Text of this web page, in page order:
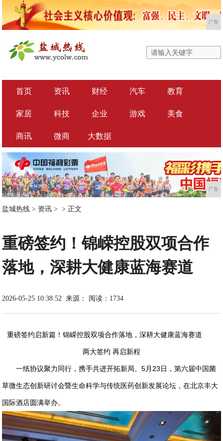
广告
首页 资讯 财经 汽车 教育
家居 科技 企业 游戏 美食
商讯 微商 大数据
广告
盐城热线 > 资讯 > > 正文
重磅签约！锦嵘控股双项合作
落地，深耕大健康蓝海赛道
2026-05-25 10:38:52 来源： 阅读：1734
重磅签约启新篇！锦嵘控股双项合作落地，深耕大健康蓝海赛道
两大签约 再启新程
一纸协议聚力同行，携手共进开拓新局。5月23日，第六届中国菌
草微生态创新研讨会暨生命科学与传统医药创新发展论坛，在北京丰大
国际酒店圆满举办。